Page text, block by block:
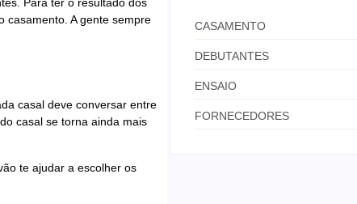
casamento. A gente sempre
casal deve conversar entre
casal se torna ainda mais
vão te ajudar a escolher os
CASAMENTO
DEBUTANTES
ENSAIO
FORNECEDORES